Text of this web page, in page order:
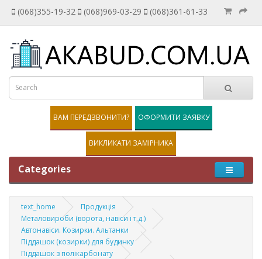
(068)355-19-32 (068)969-03-29 (068)361-61-33
ВАМ ПЕРЕДЗВОНИТИ? ОФОРМИТИ ЗАЯВКУ
ВИКЛИКАТИ ЗАМІРНИКА
Categories
text_home
Продукція
Металовироби (ворота, навіси і т.д.)
Автонавіси. Козирки. Альтанки
Піддашок (козирки) для будинку
Піддашок з полікарбонату